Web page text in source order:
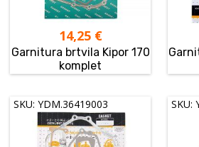
14,25 €
Garnitura brtvila Kipor 170
komplet
SKU: YDM.36419003 SKU: